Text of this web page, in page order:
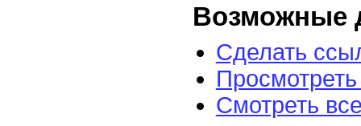
Возможные
Сделать
Смотреть